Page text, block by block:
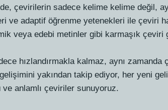
çevirilerin sadece kelime kelime değil,
ve adaptif öğrenme yetenekleri ile çeviri
veya edebi metinler gibi karmaşık çeviri
hızlandırmakla kalmaz, aynı zamanda
yakından takip ediyor, her yeni
anlamlı çeviriler sunuyoruz.